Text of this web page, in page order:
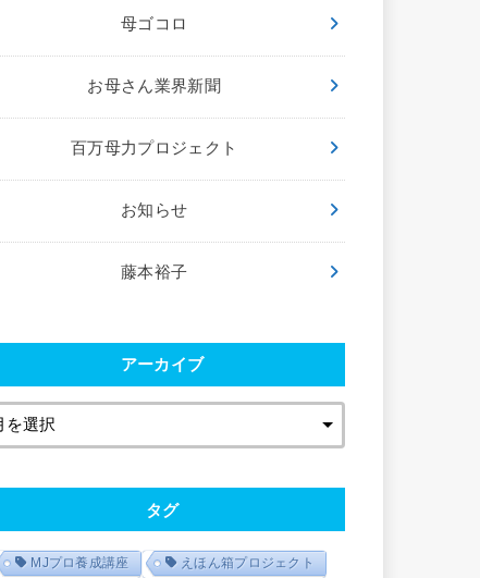
母ゴコロ
お母さん業界新聞
百万母力プロジェクト
お知らせ
藤本裕子
アーカイブ
タグ
MJプロ養成講座 えほん箱プロジェクト